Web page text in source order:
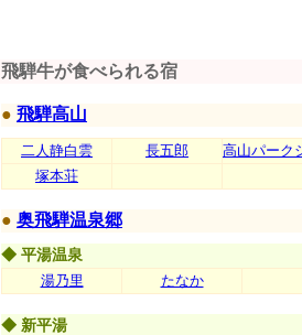
飛騨牛が食べられる宿
● 飛騨高山
二人静白雲 長五郎
高山パーク
塚本荘
● 奥飛騨温泉郷
◆ 平湯温泉
湯乃里
たなか
◆ 新平湯